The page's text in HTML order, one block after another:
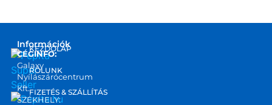
Információk
CÉGINFO:
Galaxy
Nyílászárócentrum
Kft.
SZÉKHELY:
KEZDŐLAP
RÓLUNK
FIZETÉS & SZÁLLÍTÁS